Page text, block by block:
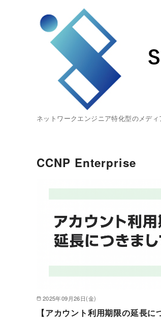
ネットワークエンジニア特化型のメデ
CCNP Enterprise
2025年09月26日(金)
【アカウント利用期限の延長に